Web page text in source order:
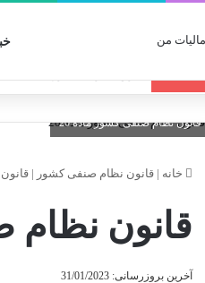
قانون نظام صنفی کشور ماده 20
خانه | قانون نظام صنفی کشور |
قانون نظام
آخرین بروزرسانی: 31/01/2023